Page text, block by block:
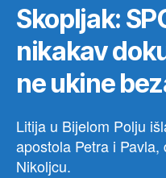
Skopljak:
nikakav
ne ukine
Litija u Bijelom Polju
apostola Petra i
Nikoljcu.